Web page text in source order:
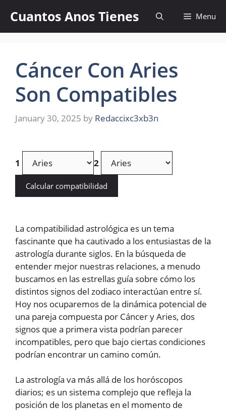
content
Cuantos Anos Tienes Menu
Cáncer Con Aries
Son Compatibles
January 30, 2025 by Redaccixc3xb3n
1 2
Calcular compatibilidad
La compatibilidad astrológica es un tema
fascinante que ha cautivado a los entusiastas de la
astrología durante siglos. En la búsqueda de
entender mejor nuestras relaciones, a menudo
buscamos en las estrellas guía sobre cómo los
distintos signos del zodiaco interactúan entre sí.
Hoy nos ocuparemos de la dinámica potencial de
una pareja compuesta por Cáncer y Aries, dos
signos que a primera vista podrían parecer
incompatibles, pero que bajo ciertas condiciones
podrían encontrar un camino común.
La astrología va más allá de los horóscopos
diarios; es un sistema complejo que refleja la
posición de los planetas en el momento de